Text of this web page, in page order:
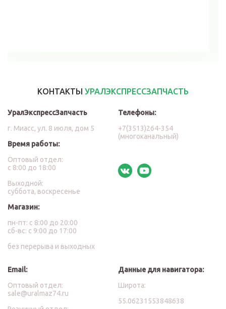
КОНТАКТЫ УРАЛЭКСПРЕССЗАПЧАСТЬ
УралЭкспрессЗапчасть
г. Миасс, ул. 8 июля, дом 5
Время работы:
Оптовый отдел:
с 8:00 до 18:00
Выходной:
суббота, воскресенье
Магазин:
пн-пт: с 8:00 до 20:00
сб-вс: с 9:00 до 17:00
без перерыва и выходных
Телефоны:
+7(3513)264-354
(многоканальный)
Email:
Оптовый отдел:
sale@uralmaz74.ru
Данные для навигатора:
Широта:
55.06231553848638